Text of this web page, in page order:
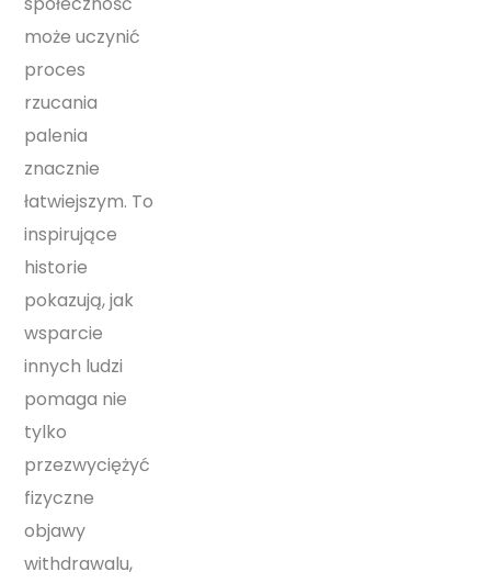
może uczynić
proces
rzucania
palenia
znacznie
łatwiejszym. To
inspirujące
historie
pokazują, jak
wsparcie
innych ludzi
pomaga nie
tylko
przezwyciężyć
fizyczne
objawy
withdrawalu,